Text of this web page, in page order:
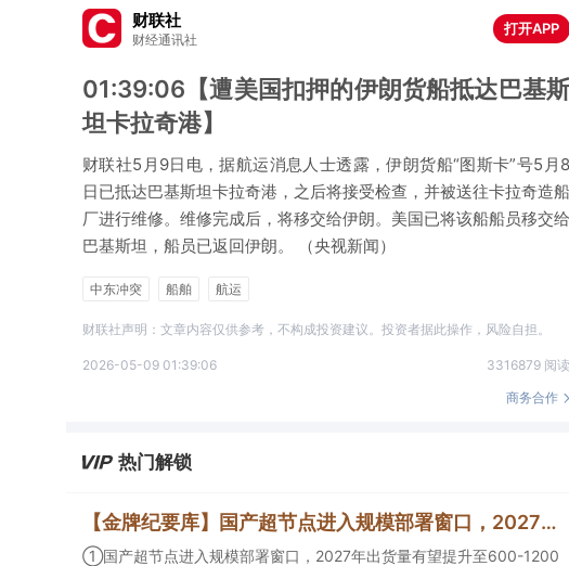
财联社
财经通讯社
打开APP
01:39:06【遭美国扣押的伊朗货船抵达巴基斯
坦卡拉奇港】
财联社5月9日电，据航运消息人士透露，伊朗货船“图斯卡”号5月8
日已抵达巴基斯坦卡拉奇港，之后将接受检查，并被送往卡拉奇造船
厂进行维修。维修完成后，将移交给伊朗。美国已将该船船员移交给
巴基斯坦，船员已返回伊朗。 （央视新闻）
中东冲突 船舶 航运
财联社声明：文章内容仅供参考，不构成投资建议。投资者据此操作，风险自担。
2026-05-09 01:39:06
3316879 阅读
商务合作
热门解锁
【金牌纪要库】国产超节点进入规模部署窗口，2027年出货量有望提升至600-1200套，晶圆制造、先进封装可能成为决定出货增速的关键环节
①国产超节点进入规模部署窗口，2027年出货量有望提升至600-1200